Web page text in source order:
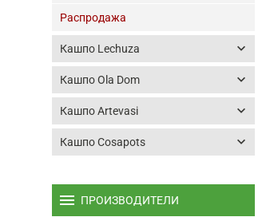
Распродажа
Кашпо Lechuza keyboard_arrow_down
Кашпо Ola Dom keyboard_arrow_down
Кашпо Artevasi keyboard_arrow_down
Кашпо Cosapots keyboard_arrow_down
menu ПРОИЗВОДИТЕЛИ